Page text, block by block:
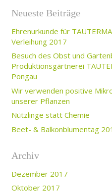
Neueste Beiträge
Ehrenurkunde für
Verleihung 2017
Besuch des Obst und
Produktionsgärtnerei
Pongau
Wir verwenden positive
unserer Pflanzen
Nützlinge statt Chemie
Beet- & Balkonblumentag
Archiv
Dezember 2017
Oktober 2017